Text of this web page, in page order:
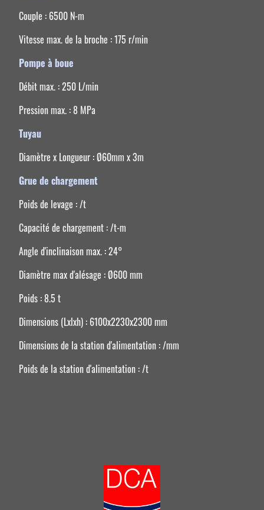
Couple : 6500 N-m
Vitesse max. de la broche : 175 r/min
Pompe à boue
Débit max. : 250 L/min
Pression max. : 8 MPa
Tuyau
Diamètre x Longueur : Ø60mm x 3m
Grue de chargement
Poids de levage : /t
Capacité de chargement : /t-m
Angle d'inclinaison max. : 24°
Diamètre max d'alésage : Ø600 mm
Poids : 8.5 t
Dimensions (Lxlxh) : 6100x2230x2300 mm
Dimensions de la station d'alimentation : /mm
Poids de la station d'alimentation : /t